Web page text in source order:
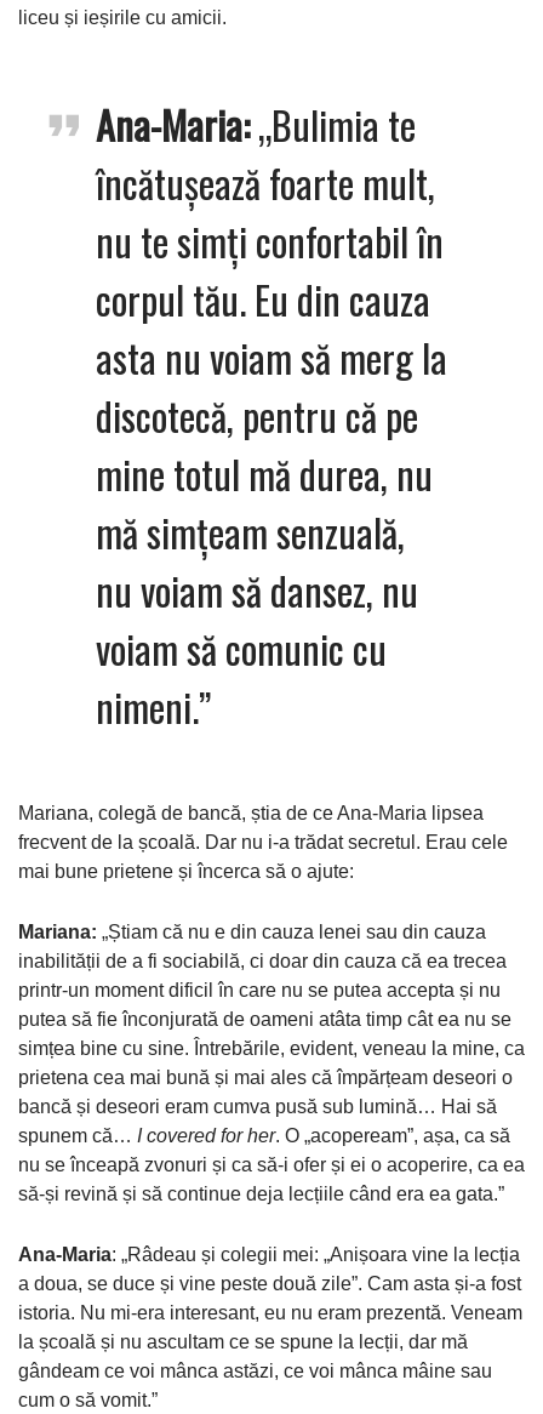
liceu și ieșirile cu amicii.
Ana-Maria:„Bulimia te
încătușează foarte mult,
nu te simți confortabil în
corpul tău. Eu din cauza
asta nu voiam să merg la
discotecă, pentru că pe
mine totul mă durea, nu
mă simțeam senzuală,
nu voiam să dansez, nu
voiam să comunic cu
nimeni.”
Mariana, colegă de bancă, știa de ce Ana-Maria lipsea
frecvent de la școală. Dar nu i-a trădat secretul. Erau cele
mai bune prietene și încerca să o ajute:
Mariana: „Știam că nu e din cauza lenei sau din cauza
inabilității de a fi sociabilă, ci doar din cauza că ea trecea
printr-un moment dificil în care nu se putea accepta și nu
putea să fie înconjurată de oameni atâta timp cât ea nu se
simțea bine cu sine. Întrebările, evident, veneau la mine, ca
prietena cea mai bună și mai ales că împărțeam deseori o
bancă și deseori eram cumva pusă sub lumină… Hai să
spunem că… I covered for her. O „acopeream”, așa, ca să
nu se înceapă zvonuri și ca să-i ofer și ei o acoperire, ca ea
să-și revină și să continue deja lecțiile când era ea gata.”
Ana-Maria: „Râdeau și colegii mei: „Anișoara vine la lecția
a doua, se duce și vine peste două zile”. Cam asta și-a fost
istoria. Nu mi-era interesant, eu nu eram prezentă. Veneam
la școală și nu ascultam ce se spune la lecții, dar mă
gândeam ce voi mânca astăzi, ce voi mânca mâine sau
cum o să vomit.”